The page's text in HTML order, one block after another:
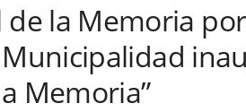
de la Memoria
Municipalidad
Memoria”